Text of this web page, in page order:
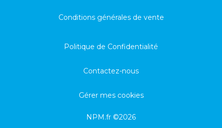
Conditions générales de vente
Politique de Confidentialité
Contactez-nous
Gérer mes cookies
NPM.fr ©2026